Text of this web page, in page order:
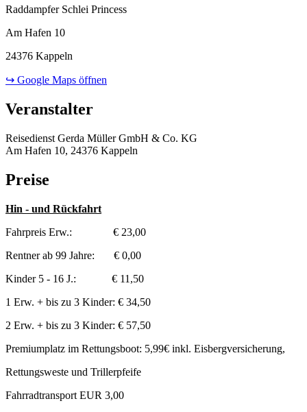
Raddampfer Schlei Princess
Am Hafen 10
24376 Kappeln
↪ Google Maps öffnen
Veranstalter
Reisedienst Gerda Müller GmbH & Co. KG
Am Hafen 10, 24376 Kappeln
Preise
Hin - und Rückfahrt
Fahrpreis Erw.: € 23,00
Rentner ab 99 Jahre: € 0,00
Kinder 5 - 16 J.: € 11,50
1 Erw. + bis zu 3 Kinder: € 34,50
2 Erw. + bis zu 3 Kinder: € 57,50
Premiumplatz im Rettungsboot: 5,99€ inkl. Eisbergversicherung,
Rettungsweste und Trillerpfeife
Fahrradtransport EUR 3,00